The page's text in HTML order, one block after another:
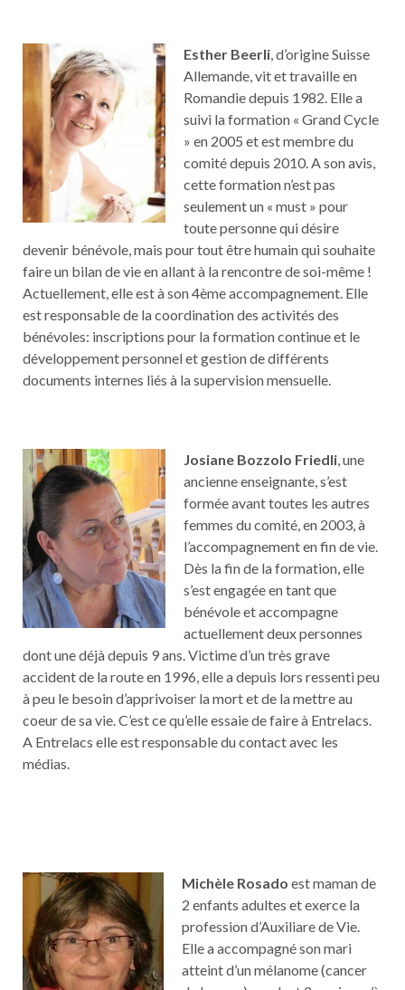
Esther Beerli, d’origine Suisse
Allemande, vit et travaille en
Romandie depuis 1982. Elle a
suivi la formation « Grand Cycle
» en 2005 et est membre du
comité depuis 2010. A son avis,
cette formation n’est pas
seulement un « must » pour
toute personne qui désire
devenir bénévole, mais pour tout être humain qui souhaite
faire un bilan de vie en allant à la rencontre de soi-même !
Actuellement, elle est à son 4ème accompagnement. Elle
est responsable de la coordination des activités des
bénévoles: inscriptions pour la formation continue et le
développement personnel et gestion de différents
documents internes liés à la supervision mensuelle.
Josiane Bozzolo Friedli, une
ancienne enseignante, s’est
formée avant toutes les autres
femmes du comité, en 2003, à
l’accompagnement en fin de vie.
Dès la fin de la formation, elle
s’est engagée en tant que
bénévole et accompagne
actuellement deux personnes
dont une déjà depuis 9 ans. Victime d’un très grave
accident de la route en 1996, elle a depuis lors ressenti peu
à peu le besoin d’apprivoiser la mort et de la mettre au
coeur de sa vie. C’est ce qu’elle essaie de faire à Entrelacs.
A Entrelacs elle est responsable du contact avec les
médias.
Michèle Rosado est maman de
2 enfants adultes et exerce la
profession d’Auxiliare de Vie.
Elle a accompagné son mari
atteint d’un mélanome (cancer